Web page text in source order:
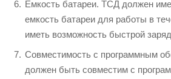
Емкость батареи. ТСД должен
емкость батареи для работы в
иметь возможность быстрой
Совместимость с программным
должен быть совместим с